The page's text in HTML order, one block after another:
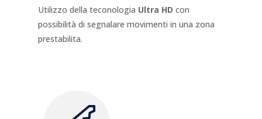
Utilizzo della teconologia Ultra HD con
possibilità di segnalare movimenti in una zona
prestabilita.